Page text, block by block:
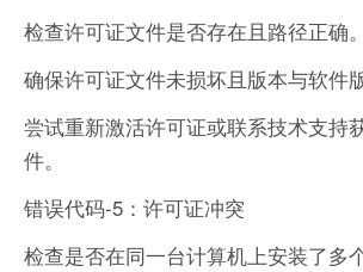
检查许可证文件是否存在且路径正确。
确保许可证文件未损坏且版本与软件
尝试重新激活许可证或联系技术支持
件。
错误代码-5：许可证冲突
检查是否在同一台计算机上安装了多